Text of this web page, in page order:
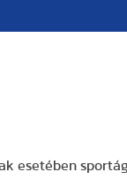
esetében